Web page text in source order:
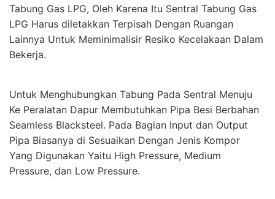
Tabung Gas LPG, Oleh Karena Itu Sentral Tabung Gas
LPG Harus diletakkan Terpisah Dengan Ruangan
Lainnya Untuk Meminimalisir Resiko Kecelakaan Dalam
Bekerja.
Untuk Menghubungkan Tabung Pada Sentral Menuju
Ke Peralatan Dapur Membutuhkan Pipa Besi Berbahan
Seamless Blacksteel. Pada Bagian Input dan Output
Pipa Biasanya di Sesuaikan Dengan Jenis Kompor
Yang Digunakan Yaitu High Pressure, Medium
Pressure, dan Low Pressure.